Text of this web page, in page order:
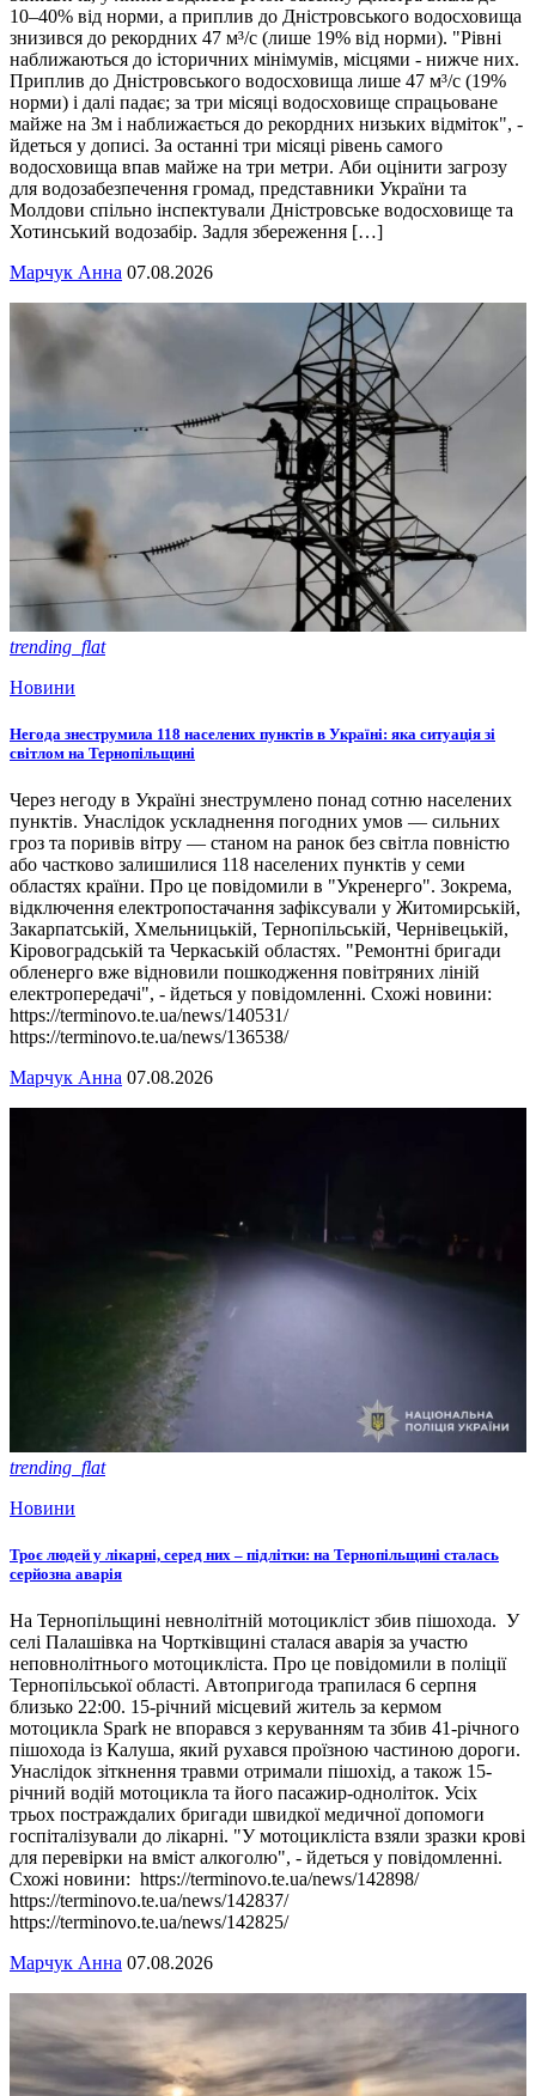
10–40% від норми, а приплив до Дністровського водосховища
знизився до рекордних 47 м³/с (лише 19% від норми). "Рівні
наближаються до історичних мінімумів, місцями - нижче них.
Приплив до Дністровського водосховища лише 47 м³/с (19%
норми) і далі падає; за три місяці водосховище спрацьоване
майже на 3м і наближається до рекордних низьких відміток", -
йдеться у дописі. За останні три місяці рівень самого
водосховища впав майже на три метри. Аби оцінити загрозу
для водозабезпечення громад, представники України та
Молдови спільно інспектували Дністровське водосховище та
Хотинський водозабір. Задля збереження […]
Марчук Анна 07.08.2026
trending_flat
Новини
Негода знеструмила 118 населених пунктів в Україні: яка ситуація зі
світлом на Тернопільщині
Через негоду в Україні знеструмлено понад сотню населених
пунктів. Унаслідок ускладнення погодних умов — сильних
гроз та поривів вітру — станом на ранок без світла повністю
або частково залишилися 118 населених пунктів у семи
областях країни. Про це повідомили в "Укренерго". Зокрема,
відключення електропостачання зафіксували у Житомирській,
Закарпатській, Хмельницькій, Тернопільській, Чернівецькій,
Кіровоградській та Черкаській областях. "Ремонтні бригади
обленерго вже відновили пошкодження повітряних ліній
електропередачі", - йдеться у повідомленні. Схожі новини:
https://terminovo.te.ua/news/140531/
https://terminovo.te.ua/news/136538/
Марчук Анна 07.08.2026
trending_flat
Новини
Троє людей у лікарні, серед них – підлітки: на Тернопільщині сталась
серйозна аварія
На Тернопільщині невнолітній мотоцикліст збив пішохода. У
селі Палашівка на Чортківщині сталася аварія за участю
неповнолітнього мотоцикліста. Про це повідомили в поліції
Тернопільської області. Автопригода трапилася 6 серпня
близько 22:00. 15-річний місцевий житель за кермом
мотоцикла Spark не впорався з керуванням та збив 41-річного
пішохода із Калуша, який рухався проїзною частиною дороги.
Унаслідок зіткнення травми отримали пішохід, а також 15-
річний водій мотоцикла та його пасажир-одноліток. Усіх
трьох постраждалих бригади швидкої медичної допомоги
госпіталізували до лікарні. "У мотоцикліста взяли зразки крові
для перевірки на вміст алкоголю", - йдеться у повідомленні.
Схожі новини: https://terminovo.te.ua/news/142898/
https://terminovo.te.ua/news/142837/
https://terminovo.te.ua/news/142825/
Марчук Анна 07.08.2026